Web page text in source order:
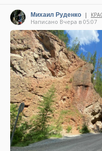
Михаил Руденко |
Написано Вчера в 05:07